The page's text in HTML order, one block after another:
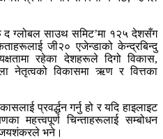
द ग्लोबल साउथ समिट’मा १२५ देशसँग
जी२० एजेन्डाको केन्द्रबिन्दु
रहेका देशहरूले दिगो विकास,
नेतृत्वको विकासमा ऋण र वित्तका
प्रवर्द्धन गर्नु हो र यदि हाइलाइट
महत्त्वपूर्ण चिन्ताहरूलाई सम्बोधन
जयशंकरले भने।